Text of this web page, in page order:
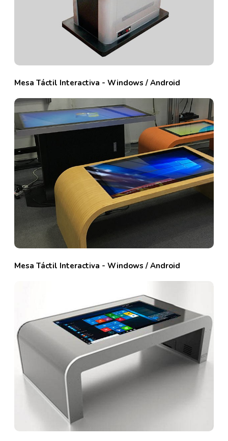
Mesa Táctil Interactiva - Windows / Android
Mesa Táctil Interactiva - Windows / Android